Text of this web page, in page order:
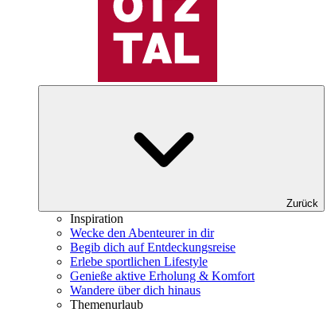
Zurück
Inspiration
Wecke den Abenteurer in dir
Begib dich auf Entdeckungsreise
Erlebe sportlichen Lifestyle
Genieße aktive Erholung & Komfort
Wandere über dich hinaus
Themenurlaub